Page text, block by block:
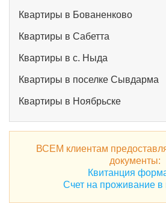
Квартиры в Бованенково
Квартиры в Сабетта
Квартиры в с. Ныда
Квартиры в поселке Сывдарма
Квартиры в Ноябрьске
ВСЕМ клиентам
документы:
Квитанция
Счет на проживание в